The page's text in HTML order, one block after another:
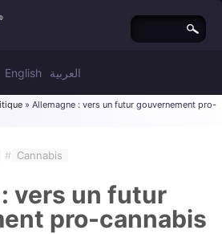
English العربية
» Allemagne : vers un futur gouvernement pro-
# Cannabis
vers un futur
pro-cannabis